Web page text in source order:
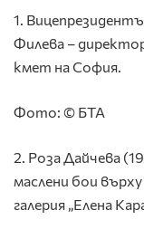
1.
Филева –
кмет на София.
Фото: © БТА
2. Роза Дайчева
маслени бои
галерия „Елена